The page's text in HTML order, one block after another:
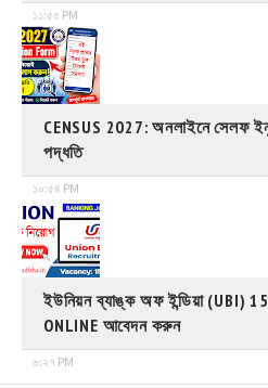
১১:৫৫ PM
CENSUS 2027: অনলাইনে সেলফ
পদ্ধতি
১০:৫৪ PM
ইউনিয়ন ব্যাঙ্ক অফ ইন্ডিয়া (UBI)
ONLINE আবেদন করুন
৬:২৭ PM